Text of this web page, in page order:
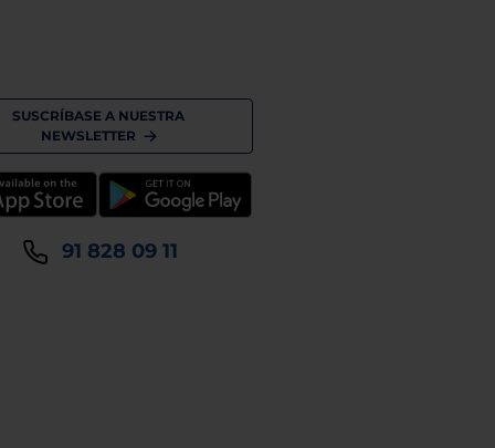
SUSCRÍBASE A NUESTRA
NEWSLETTER
91 828 09 11